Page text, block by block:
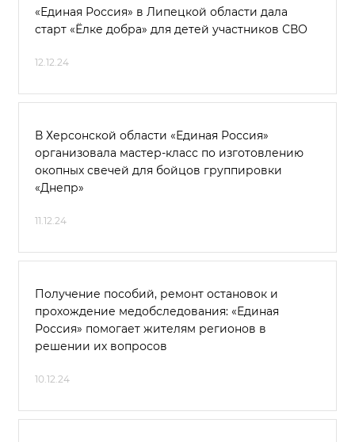
«Единая Россия» в Липецкой области дала
старт «Ёлке добра» для детей участников СВО
12.12.24
В Херсонской области «Единая Россия»
организовала мастер-класс по изготовлению
окопных свечей для бойцов группировки
«Днепр»
11.12.24
Получение пособий, ремонт остановок и
прохождение медобследования: «Единая
Россия» помогает жителям регионов в
решении их вопросов
10.12.24